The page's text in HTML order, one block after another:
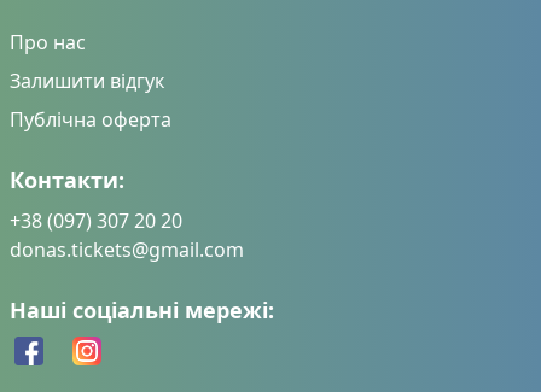
Про нас
Залишити відгук
Публічна оферта
Контакти:
+38 (097) 307 20 20
donas.tickets@gmail.com
Наші соціальні мережі: